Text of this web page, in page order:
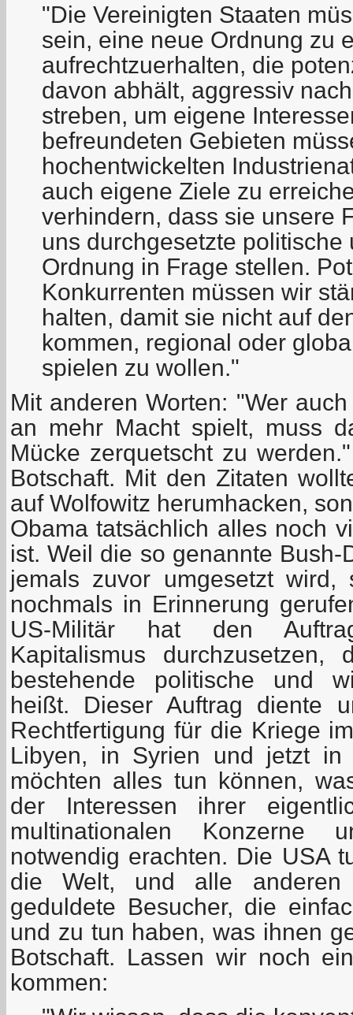
"Die Vereinigten Staaten
sein, eine neue Ordnung zu
aufrechtzuerhalten, die
davon abhält, aggressiv
streben, um eigene
befreundeten Gebieten
hochentwickelten
auch eigene Ziele zu
verhindern, dass sie unsere
uns durchgesetzte politische
Ordnung in Frage stellen.
Konkurrenten müssen wir
halten, damit sie nicht auf
kommen, regional oder
spielen zu wollen."
Mit anderen Worten: "Wer
an mehr Macht spielt, muss
Mücke zerquetscht zu
Botschaft. Mit den Zitaten
auf Wolfowitz herumhacken,
Obama tatsächlich alles noch
ist. Weil die so genannte
jemals zuvor umgesetzt wird,
nochmals in Erinnerung
US-Militär hat den
Kapitalismus
bestehende politische und
heißt. Dieser Auftrag diente
Rechtfertigung für die Kriege
Libyen, in Syrien und jetzt
möchten alles tun können,
der Interessen ihrer
multinationalen Konzerne
notwendig erachten. Die USA
die Welt, und alle anderen
geduldete Besucher, die
und zu tun haben, was ihnen
Botschaft. Lassen wir noch
kommen: